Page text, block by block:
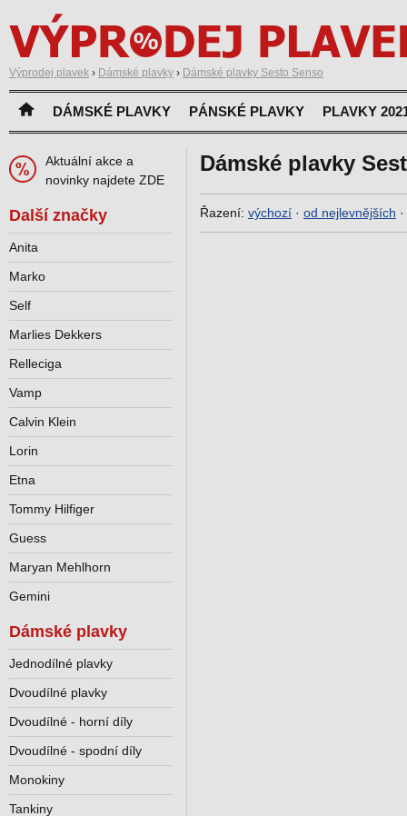
Výprodej plavek › Dámské plavky › Dámské plavky Sesto Senso
DÁMSKÉ PLAVKY PÁNSKÉ PLAVKY PLAVKY
Dámské plavky
Řazení: výchozí · od nejlevnějších ·
Aktuální akce a
novinky najdete ZDE
Další značky
Anita
Marko
Self
Marlies Dekkers
Relleciga
Vamp
Calvin Klein
Lorin
Etna
Tommy Hilfiger
Guess
Maryan Mehlhorn
Gemini
Dámské plavky
Jednodílné plavky
Dvoudílné plavky
Dvoudílné - horní díly
Dvoudílné - spodní díly
Monokiny
Tankiny